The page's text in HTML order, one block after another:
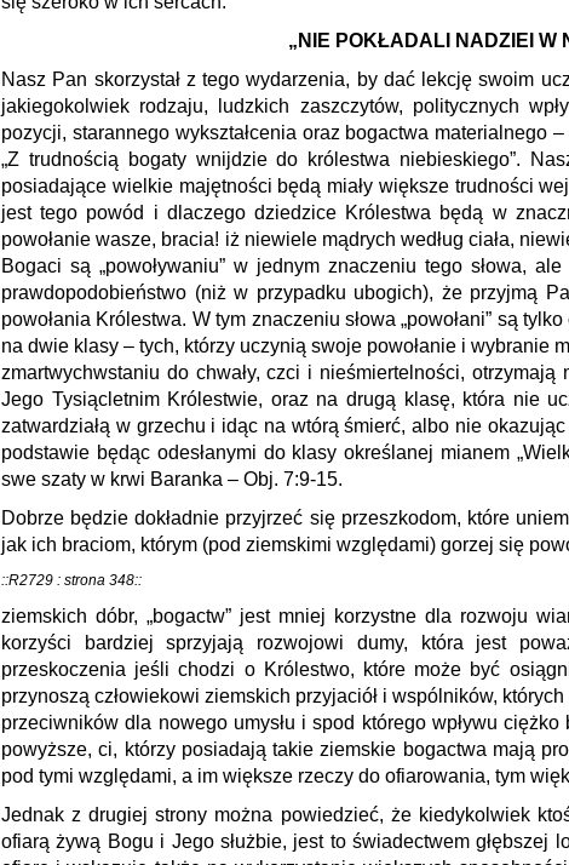
„NIE POKŁADALI NADZIEI W
Nasz Pan skorzystał z tego wydarzenia, by dać lekcję swoim
jakiegokolwiek rodzaju, ludzkich zaszczytów, politycznych
pozycji, starannego wykształcenia oraz bogactwa materialnego
„Z trudnością bogaty wnijdzie do królestwa niebieskiego”.
posiadające wielkie majętności będą miały większe trudności
jest tego powód i dlaczego dziedzice Królestwa będą w
powołanie wasze, bracia! iż niewiele mądrych według ciała,
Bogaci są „powoływaniu” w jednym znaczeniu tego słowa,
prawdopodobieństwo (niż w przypadku ubogich), że przyjmą
powołania Królestwa. W tym znaczeniu słowa „powołani” są
na dwie klasy – tych, którzy uczynią swoje powołanie i wybranie
zmartwychwstaniu do chwały, czci i nieśmiertelności,
Jego Tysiącletnim Królestwie, oraz na drugą klasę, która nie
zatwardziałą w grzechu i idąc na wtórą śmierć, albo nie
podstawie będąc odesłanymi do klasy określanej mianem
swe szaty w krwi Baranka – Obj. 7:9-15.
Dobrze będzie dokładnie przyjrzeć się przeszkodom, które
jak ich braciom, którym (pod ziemskimi względami) gorzej się
::R2729 : strona 348::
ziemskich dóbr, „bogactw” jest mniej korzystne dla rozwoju
korzyści bardziej sprzyjają rozwojowi dumy, która jest
przeskoczenia jeśli chodzi o Królestwo, które może być
przynoszą człowiekowi ziemskich przyjaciół i wspólników,
przeciwników dla nowego umysłu i spod którego wpływu
powyższe, ci, którzy posiadają takie ziemskie bogactwa mają
pod tymi względami, a im większe rzeczy do ofiarowania, tym
Jednak z drugiej strony można powiedzieć, że kiedykolwiek
ofiarą żywą Bogu i Jego służbie, jest to świadectwem głębszej